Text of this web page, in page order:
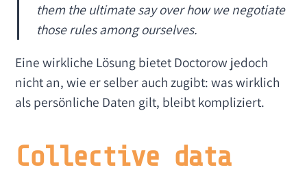
them the ultimate say over how we negotiate
those rules among ourselves.
Eine wirkliche Lösung bietet Doctorow jedoch
nicht an, wie er selber auch zugibt: was wirklich
als persönliche Daten gilt, bleibt kompliziert.
Collective data